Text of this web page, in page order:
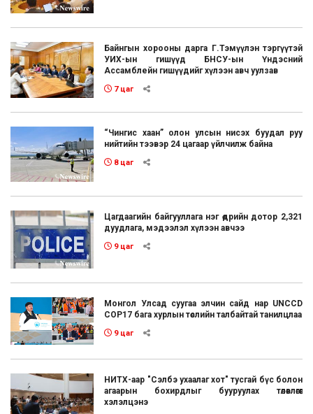
Байнгын хорооны дарга Г.Тэмүүлэн тэргүүтэй
УИХ-ын гишүүд БНСУ-ын Үндэсний
Ассамблейн гишүүдийг хүлээн авч уулзав
7 цаг
“Чингис хаан” олон улсын нисэх буудал руу
нийтийн тээвэр 24 цагаар үйлчилж байна
8 цаг
Цагдаагийн байгууллага нэг өдрийн дотор 2,321
дуудлага, мэдээлэл хүлээн авчээ
9 цаг
Монгол Улсад суугаа элчин сайд нар UNCCD
COP17 бага хурлын төслийн талбайтай танилцлаа
9 цаг
НИТХ-аар "Сэлбэ ухаалаг хот" тусгай бүс болон
агаарын бохирдлыг бууруулах төлөвлөгөөг
хэлэлцэнэ